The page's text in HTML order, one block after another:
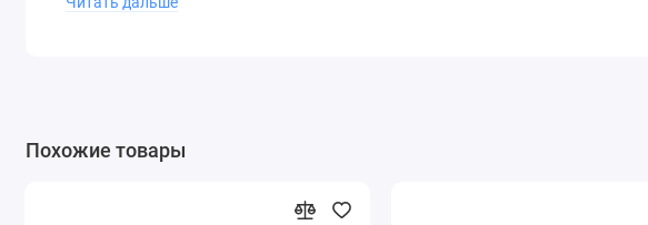
Похожие товары